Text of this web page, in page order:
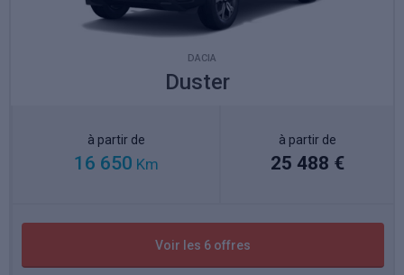
DACIA
Duster
à partir de
16 650 Km
à partir de
25 488 €
Voir les 6 offres